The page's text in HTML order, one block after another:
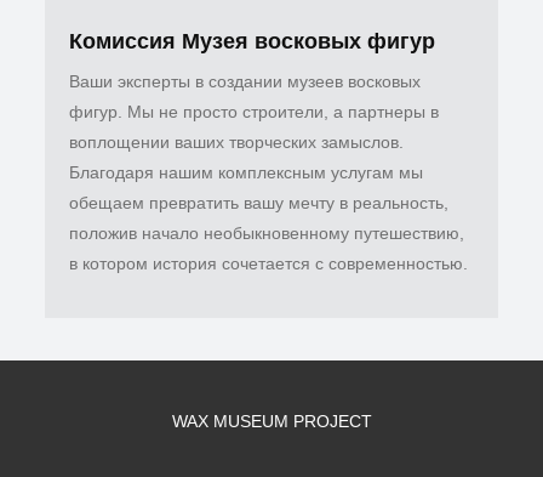
Комиссия Музея восковых фигур
Ваши эксперты в создании музеев восковых
фигур. Мы не просто строители, а партнеры в
воплощении ваших творческих замыслов.
Благодаря нашим комплексным услугам мы
обещаем превратить вашу мечту в реальность,
положив начало необыкновенному путешествию,
в котором история сочетается с современностью.
WAX MUSEUM PROJECT